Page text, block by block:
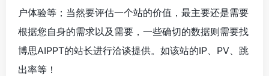
户体验等；当然要评估一个站的价值，最主要还是需要
根据您自身的需求以及需要，一些确切的数据则需要找
博思AIPPT的站长进行洽谈提供。如该站的IP、PV、跳
出率等！